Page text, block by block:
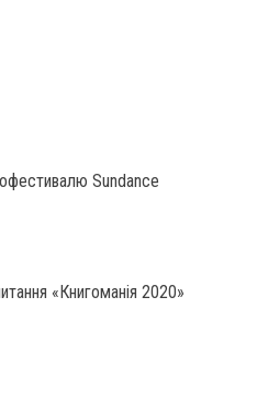
Sundance
«Книгоманія 2020»